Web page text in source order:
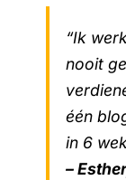
“Ik
nooit
één
in 6
–